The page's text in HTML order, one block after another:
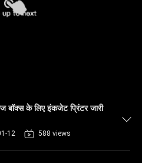
बॉक्स के लिए इंकजेट प्रिंटर जारी
12 588 views